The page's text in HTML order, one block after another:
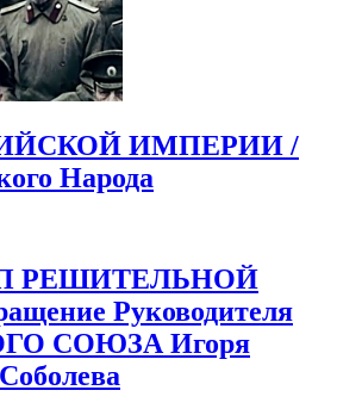
ИМПЕРИИ /
Народа
РЕШИТЕЛЬНОЙ
Руководителя
СОЮЗА Игоря